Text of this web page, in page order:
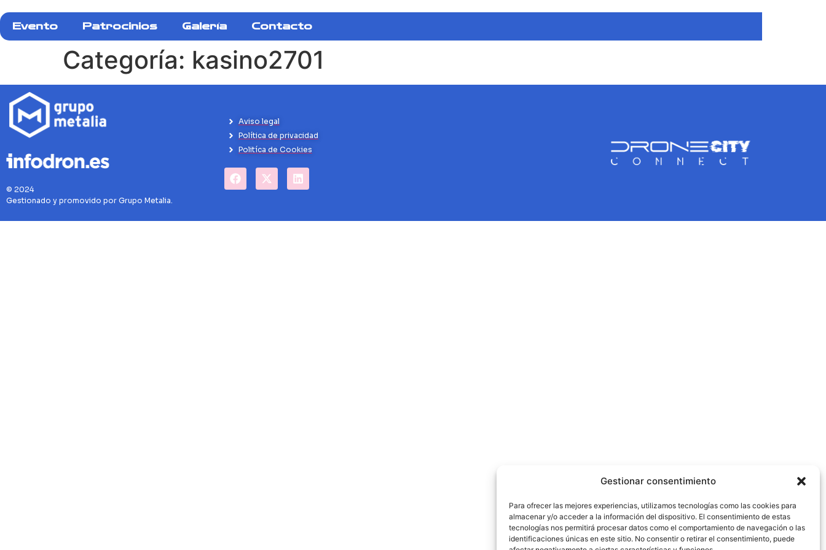
Gestionar consentimiento
Para ofrecer las mejores experiencias, utilizamos tecnologías como las cookies para
almacenar y/o acceder a la información del dispositivo. El consentimiento de estas
tecnologías nos permitirá procesar datos como el comportamiento de navegación o las
identificaciones únicas en este sitio. No consentir o retirar el consentimiento, puede
Evento Patrocinios Galería Contacto
Categoría: kasino2701
© 2024
Gestionado y promovido por Grupo Metalia.
Aviso legal
Política de privacidad
Politíca de Cookies